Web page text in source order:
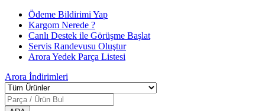
Ödeme Bildirimi Yap
Kargom Nerede ?
Canlı Destek ile Görüşme Başlat
Servis Randevusu Oluştur
Arora Yedek Parça Listesi
Arora İndirimleri